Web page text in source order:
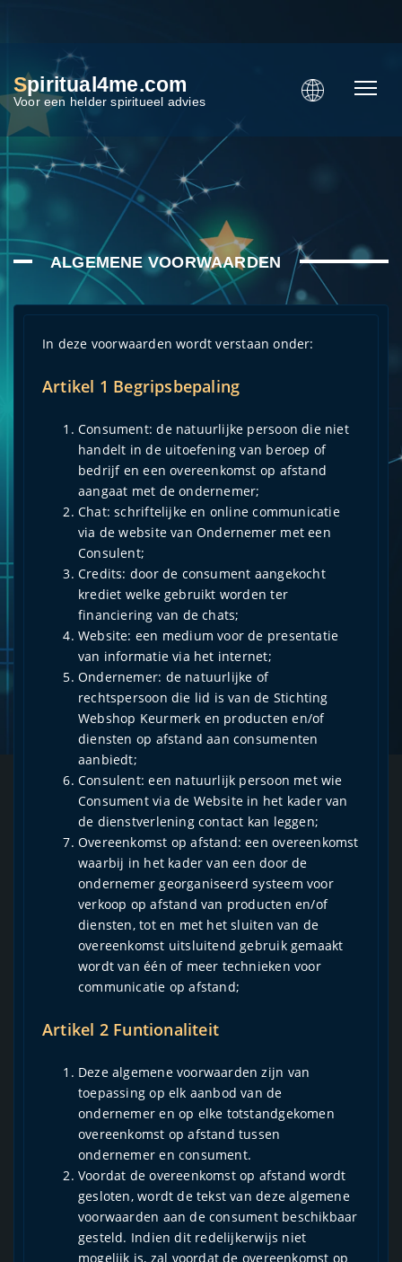
Spiritual4me.com
Voor een helder spiritueel advies
ALGEMENE VOORWAARDEN
In deze voorwaarden wordt verstaan onder:
Artikel 1 Begripsbepaling
Consument: de natuurlijke persoon die niet
handelt in de uitoefening van beroep of
bedrijf en een overeenkomst op afstand
aangaat met de ondernemer;
Chat: schriftelijke en online communicatie
via de website van Ondernemer met een
Consulent;
Credits: door de consument aangekocht
krediet welke gebruikt worden ter
financiering van de chats;
Website: een medium voor de presentatie
van informatie via het internet;
Ondernemer: de natuurlijke of
rechtspersoon die lid is van de Stichting
Webshop Keurmerk en producten en/of
diensten op afstand aan consumenten
aanbiedt;
Consulent: een natuurlijk persoon met wie
Consument via de Website in het kader van
de dienstverlening contact kan leggen;
Overeenkomst op afstand: een overeenkomst
waarbij in het kader van een door de
ondernemer georganiseerd systeem voor
verkoop op afstand van producten en/of
diensten, tot en met het sluiten van de
overeenkomst uitsluitend gebruik gemaakt
wordt van één of meer technieken voor
communicatie op afstand;
Artikel 2 Funtionaliteit
Deze algemene voorwaarden zijn van
toepassing op elk aanbod van de
ondernemer en op elke totstandgekomen
overeenkomst op afstand tussen
ondernemer en consument.
Voordat de overeenkomst op afstand wordt
gesloten, wordt de tekst van deze algemene
voorwaarden aan de consument beschikbaar
gesteld. Indien dit redelijkerwijs niet
mogelijk is, zal voordat de overeenkomst op